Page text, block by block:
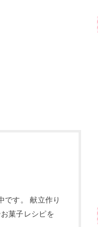
です。 献立作り
菓子レシピを